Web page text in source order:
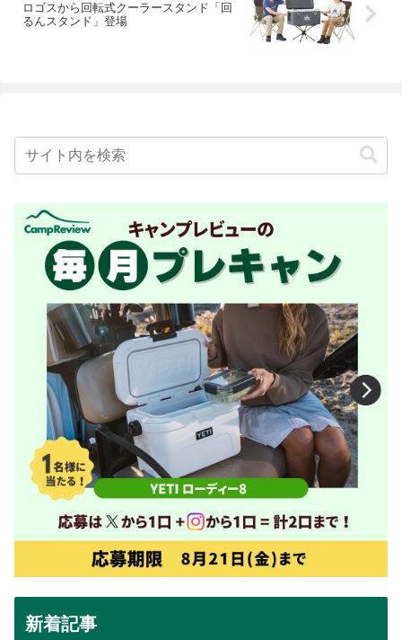
ロゴスから回転式クーラースタンド「回
るんスタンド」登場
新着記事